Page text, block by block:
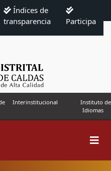
Índices de
transparencia
Participa
Interinstitucional
Instituto de
Idiomas